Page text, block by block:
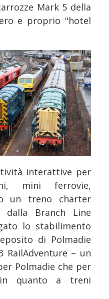
Mark 5 della
e proprio "hotel
interattive per
mini ferrovie,
un treno charter
dalla Branch Line
lo stabilimento
di Polmadie
RailAdventure – un
Polmadie che per
quanto a treni